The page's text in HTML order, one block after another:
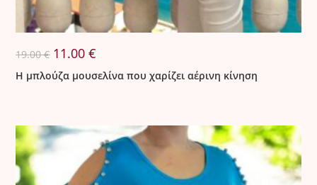
19.00€ Original
price
was:
19.00 €.
11.00€
τιμή
είναι:
Η μπλούζα μουσελίνα που χαρίζει αέρινη κίνηση